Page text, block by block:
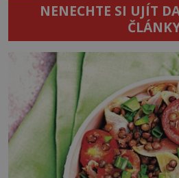
NENECHTE SI UJÍT